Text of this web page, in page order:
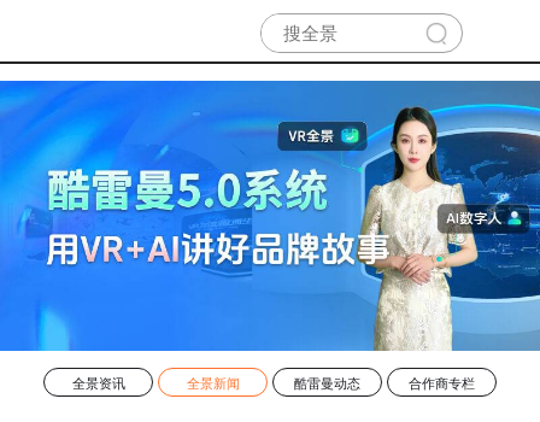
全景资讯 全景新闻 酷雷曼动态 合作商专栏